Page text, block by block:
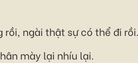
rồi, ngài thật sự có thể đi
mày lại nhíu lại.